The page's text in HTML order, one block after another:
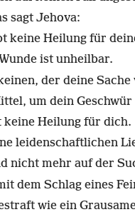
sagt Jehova:
keine Heilung für
ist unheilbar.
der deine
um dein Geschwür
keine Heilung für dich.
leidenschaftlichen
nicht mehr auf der
dem Schlag eines
wie ein